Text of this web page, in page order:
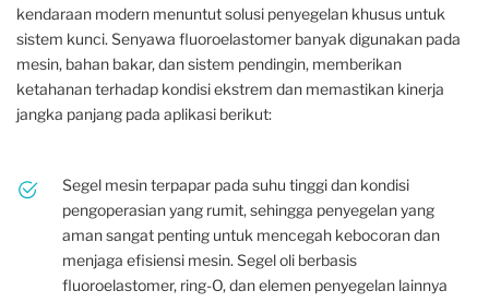
kendaraan modern menuntut solusi penyegelan khusus untuk
sistem kunci. Senyawa fluoroelastomer banyak digunakan pada
mesin, bahan bakar, dan sistem pendingin, memberikan
ketahanan terhadap kondisi ekstrem dan memastikan kinerja
jangka panjang pada aplikasi berikut:
Segel mesin terpapar pada suhu tinggi dan kondisi
pengoperasian yang rumit, sehingga penyegelan yang
aman sangat penting untuk mencegah kebocoran dan
menjaga efisiensi mesin. Segel oli berbasis
fluoroelastomer, ring-O, dan elemen penyegelan lainnya